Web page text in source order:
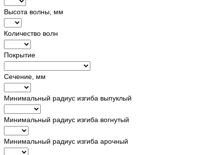
Высота волны, мм
Количество волн
Покрытие
Сечение, мм
Минимальный радиус изгиба выпуклый
Минимальный радиус изгиба вогнутый
Минимальный радиус изгиба арочный